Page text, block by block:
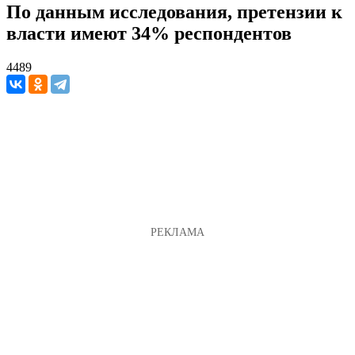
По данным исследования, претензии к
власти имеют 34% респондентов
4489